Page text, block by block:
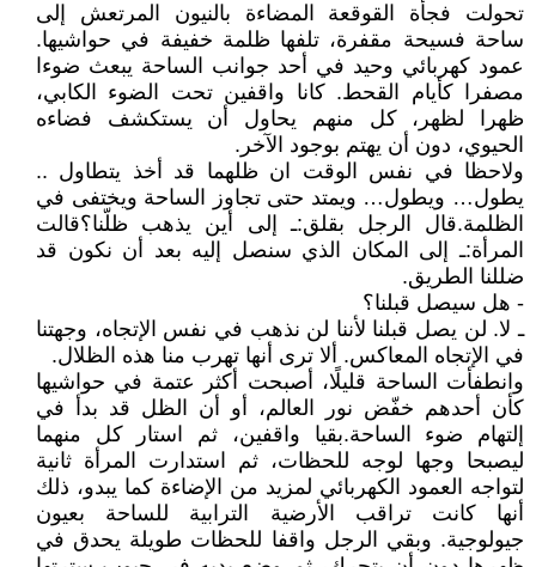
تحولت فجأة القوقعة المضاءة بالنيون المرتعش إلى
ساحة فسيحة مقفرة، تلفها ظلمة خفيفة في حواشيها.
عمود كهربائي وحيد في أحد جوانب الساحة يبعث ضوءا
مصفرا كأيام القحط. كانا واقفين تحت الضوء الكابي،
ظهرا لظهر، كل منهم يحاول أن يستكشف فضاءه
الحيوي، دون أن يهتم بوجود الآخر.
ولاحظا في نفس الوقت ان ظلهما قد أخذ يتطاول ..
يطول… ويطول… ويمتد حتى تجاوز الساحة ويختفى في
الظلمة. قال الرجل بقلق: ـ إلى أين يذهب ظلّنا؟ قالت
المرأة: ـ إلى المكان الذي سنصل إليه بعد أن نكون قد
ضللنا الطريق.
- هل سيصل قبلنا؟
ـ لا. لن يصل قبلنا لأننا لن نذهب في نفس الإتجاه، وجهتنا
في الإتجاه المعاكس. ألا ترى أنها تهرب منا هذه الظلال.
وانطفأت الساحة قليلًا، أصبحت أكثر عتمة في حواشيها
كأن أحدهم خفّض نور العالم، أو أن الظل قد بدأ في
إلتهام ضوء الساحة. بقيا واقفين، ثم استار كل منهما
ليصبحا وجها لوجه للحظات، ثم استدارت المرأة ثانية
لتواجه العمود الكهربائي لمزيد من الإضاءة كما يبدو، ذلك
أنها كانت تراقب الأرضية الترابية للساحة بعيون
جيولوجية. وبقي الرجل واقفا للحظات طويلة يحدق في